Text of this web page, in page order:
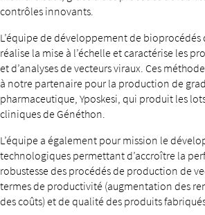
contrôles innovants.
L’équipe de développement de
réalise la mise à l’échelle et caractérise les
et d’analyses de vecteurs viraux. Ces
à notre partenaire pour la production de
pharmaceutique, Yposkesi, qui produit les
cliniques de Généthon.
L’équipe a également pour mission le
technologiques permettant d’accroître la
robustesse des procédés de production de
termes de productivité (augmentation des
des coûts) et de qualité des produits